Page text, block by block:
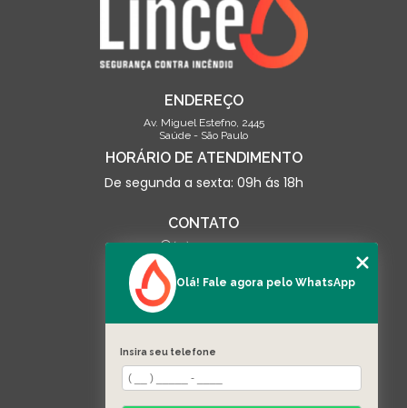
ENDEREÇO
Av. Miguel Estefno, 2445
Saúde - São Paulo
HORÁRIO DE ATENDIMENTO
De segunda a sexta: 09h ás 18h
CONTATO
(13) 3500-0703
contato@linceseguranca.com.br
SIGA-NOS
MENU
HOME
Olá! Fale agora pelo WhatsApp
Insira seu telefone